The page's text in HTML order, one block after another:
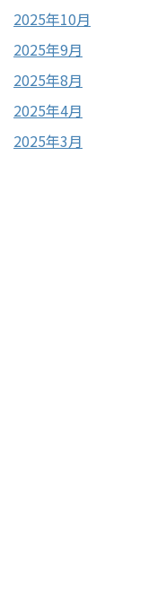
2025年10月
2025年9月
2025年8月
2025年4月
2025年3月